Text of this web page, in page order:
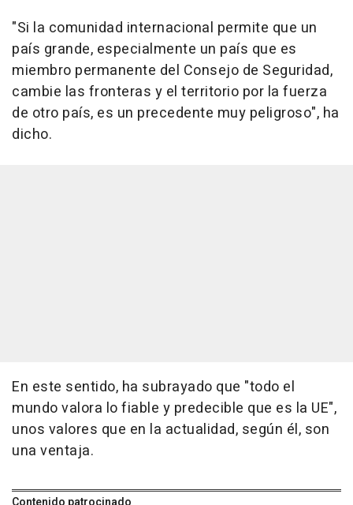
"Si la comunidad internacional permite que un
país grande, especialmente un país que es
miembro permanente del Consejo de Seguridad,
cambie las fronteras y el territorio por la fuerza
de otro país, es un precedente muy peligroso", ha
dicho.
En este sentido, ha subrayado que "todo el
mundo valora lo fiable y predecible que es la UE",
unos valores que en la actualidad, según él, son
una ventaja.